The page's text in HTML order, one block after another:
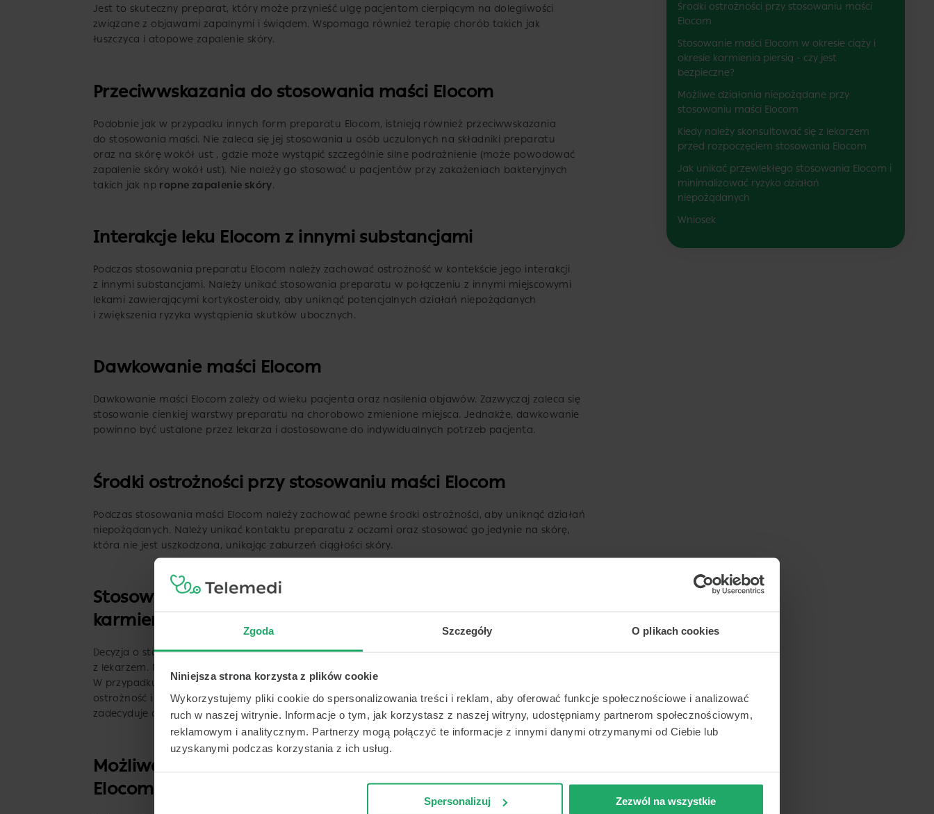
Zgoda Szczegóły O plikach cookies
Niniejsza strona korzysta z plików cookie
Wykorzystujemy pliki cookie do spersonalizowania treści i reklam, aby oferować funkcje społecznościowe i analizować
ruch w naszej witrynie. Informacje o tym, jak korzystasz z naszej witryny, udostępniamy partnerom społecznościowym,
reklamowym i analitycznym. Partnerzy mogą połączyć te informacje z innymi danymi otrzymanymi od Ciebie lub
uzyskanymi podczas korzystania z ich usług.
Spersonalizuj Zezwól na wszystkie
Jest to skuteczny preparat, który może przynieść ulgę pacjentom cierpiącym na dolegliwości
związane z objawami zapalnymi i świądem. Wspomaga również terapię chorób takich jak
łuszczyca i atopowe zapalenie skóry.
Przeciwwskazania do stosowania maści Elocom
Podobnie jak w przypadku innych form preparatu Elocom, istnieją również przeciwwskazania
do stosowania maści. Nie zaleca się jej stosowania u osób uczulonych na składniki preparatu
oraz na skórę wokół ust , gdzie może wystąpić szczególnie silne podrażnienie (może powodować
zapalenie skóry wokół ust). Nie należy go stosować u pacjentów przy zakażeniach bakteryjnych
takich jak np ropne zapalenie skóry.
Interakcje leku Elocom z innymi substancjami
Podczas stosowania preparatu Elocom należy zachować ostrożność w kontekście jego interakcji
z innymi substancjami. Należy unikać stosowania preparatu w połączeniu z innymi miejscowymi
lekami zawierającymi kortykosteroidy, aby uniknąć potencjalnych działań niepożądanych
i zwiększenia ryzyka wystąpienia skutków ubocznych.
Dawkowanie maści Elocom
Dawkowanie maści Elocom zależy od wieku pacjenta oraz nasilenia objawów. Zazwyczaj zaleca się
stosowanie cienkiej warstwy preparatu na chorobowo zmienione miejsca. Jednakże, dawkowanie
powinno być ustalone przez lekarza i dostosowane do indywidualnych potrzeb pacjenta.
Środki ostrożności przy stosowaniu maści Elocom
Podczas stosowania maści Elocom należy zachować pewne środki ostrożności, aby uniknąć działań
niepożądanych. Należy unikać kontaktu preparatu z oczami oraz stosować go jedynie na skórę,
która nie jest uszkodzona, unikając zaburzeń ciągłości skóry.
Stosowanie maści Elocom w okresie ciąży i okresie
karmienia piersią – czy jest bezpieczne?
Decyzja o stosowaniu maści Elocom w okresie ciąży i laktacji powinna być podjęta po konsultacji
z lekarzem. Nie wiadomo czy kortykosteroidy mogą przenikać do mleka kobiet karmiących piersią.
W przypadku konieczności stosowania preparatu w tym okresie, należy zachować szczególną
ostrożność i unikać stosowania go na duże powierzchnie skóry oraz przez długi czas. Jeśli lekarz
zadecyduje o wprowadzeniu długotrwałej terapii, należy przerwać karmienie piersią.
Możliwe działania niepożądane przy stosowaniu maści
Elocom
Środki ostrożności przy stosowaniu maści
Elocom
Stosowanie maści Elocom w okresie ciąży i
okresie karmienia piersią - czy jest
bezpieczne?
Możliwe działania niepożądane przy
stosowaniu maści Elocom
Kiedy należy skonsultować się z lekarzem
przed rozpoczęciem stosowania Elocom
Jak unikać przewlekłego stosowania Elocom i
minimalizować ryzyko działań
niepożądanych
Wniosek